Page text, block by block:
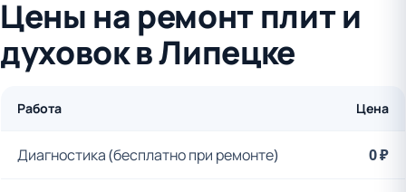
Цены на ремонт плит и
духовок в Липецке
Работа Цена
Диагностика (бесплатно при ремонте) 0 ₽